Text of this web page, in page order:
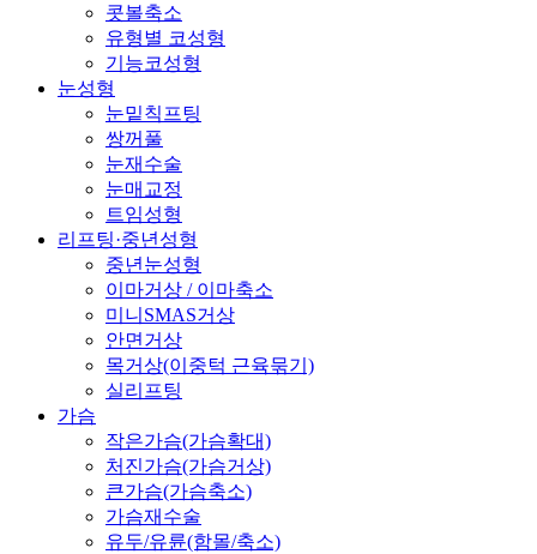
콧볼축소
유형별 코성형
기능코성형
눈성형
눈밑칙프팅
쌍꺼풀
눈재수술
눈매교정
트임성형
리프팅·중년성형
중년눈성형
이마거상 / 이마축소
미니SMAS거상
안면거상
목거상(이중턱 근육묶기)
실리프팅
가슴
작은가슴(가슴확대)
처진가슴(가슴거상)
큰가슴(가슴축소)
가슴재수술
유두/유륜(함몰/축소)